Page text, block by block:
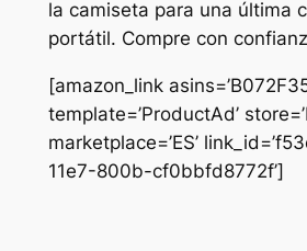
la camiseta para una última
portátil. Compre con
[amazon_link
template=’ProductAd’
marketplace=’ES’
11e7-800b-cf0bbfd8772f’]